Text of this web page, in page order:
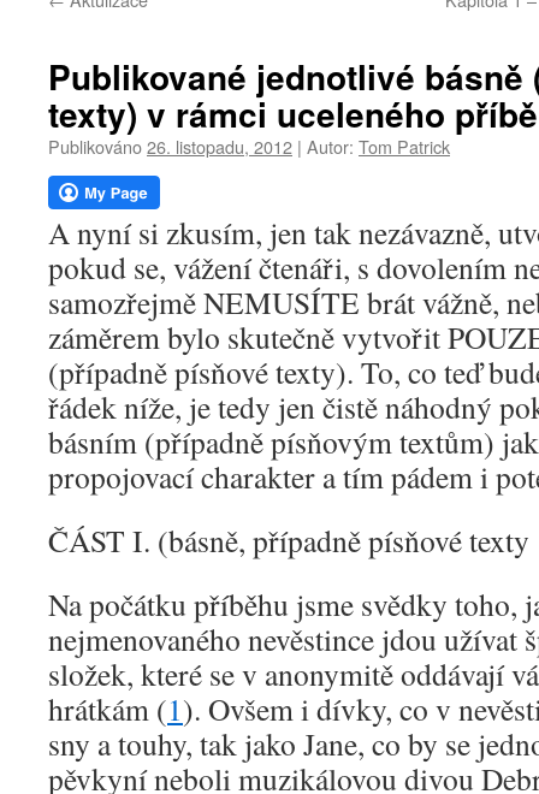
webu
Publikované jednotlivé básně
texty) v rámci uceleného
Publikováno26. listopadu, 2012 | Autor: Tom Patrick
A nyní si zkusím, jen tak nezávazně,
pokud se, vážení čtenáři, s dovolením
samozřejmě NEMUSÍTE brát vážně,
záměrem bylo skutečně vytvořit
(případně písňové texty). To, co teď
řádek níže, je tedy jen čistě náhodný
básním (případně písňovým textům)
propojovací charakter a tím pádem i
ČÁST I. (básně, případně písňové
Na počátku příběhu jsme svědky toho,
nejmenovaného nevěstince jdou
složek, které se v anonymitě oddávají
hrátkám (1). Ovšem i dívky, co v
sny a touhy, tak jako Jane, co by se
pěvkyní neboli muzikálovou divou